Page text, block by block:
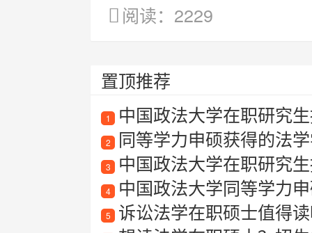
阅读：2229
置顶推荐
1 中国政法大学在职研究
2 同等学力申硕获得的法
3 中国政法大学在职研究
4 中国政法大学同等学力
5 诉讼法学在职硕士值得